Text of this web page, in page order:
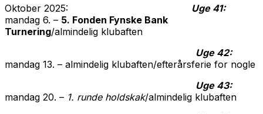
Oktober 2025: Uge 41:
mandag 6. – 5. Fonden Fynske Bank
Turnering/almindelig klubaften
Uge 42:
mandag 13. – almindelig klubaften/efterårsferie for nogle
Uge 43:
mandag 20. – 1. runde holdskak/almindelig klubaften